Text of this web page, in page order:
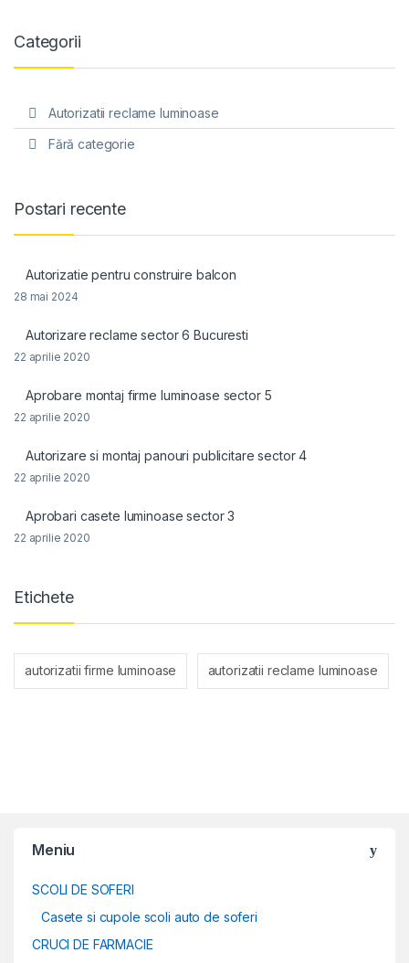
Categorii
Autorizatii reclame luminoase
Fără categorie
Postari recente
Autorizatie pentru construire balcon
28 mai 2024
Autorizare reclame sector 6 Bucuresti
22 aprilie 2020
Aprobare montaj firme luminoase sector 5
22 aprilie 2020
Autorizare si montaj panouri publicitare sector 4
22 aprilie 2020
Aprobari casete luminoase sector 3
22 aprilie 2020
Etichete
autorizatii firme luminoase autorizatii reclame luminoase
Meniu
SCOLI DE SOFERI
Casete si cupole scoli auto de soferi
CRUCI DE FARMACIE